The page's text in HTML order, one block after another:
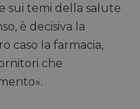
sui temi della salute
è decisiva la
caso la farmacia,
che